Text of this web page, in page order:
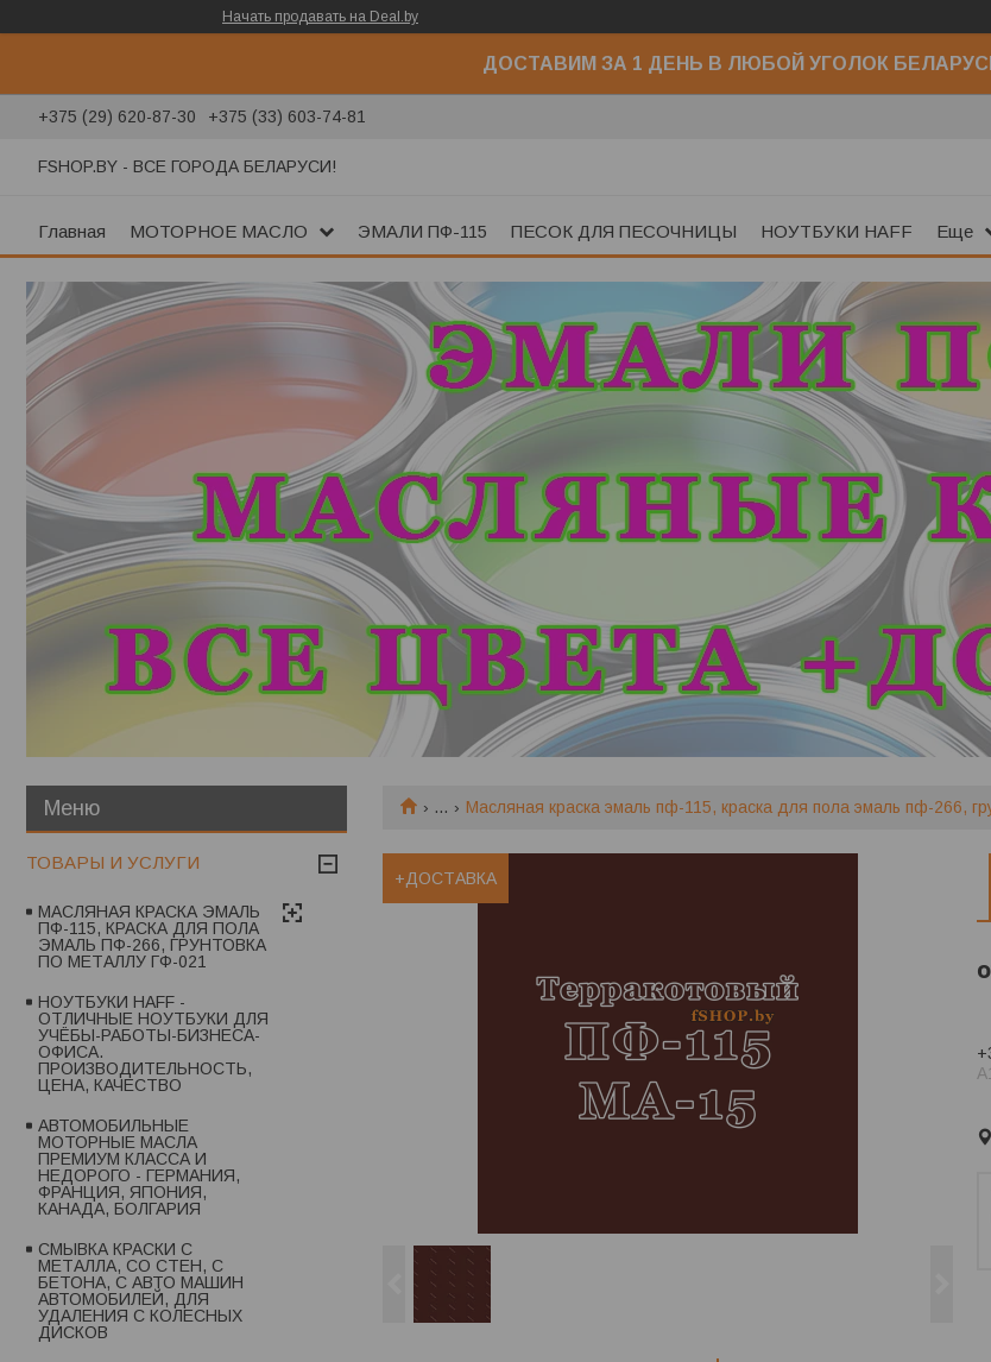
Начать продавать на Deal.by
ДОСТАВИМ ЗА 1 ДЕНЬ В ЛЮБОЙ УГОЛОК
+375 (29) 620-87-30 +375 (33) 603-74-81
FSHOP.BY - ВСЕ ГОРОДА БЕЛАРУСИ!
Главная МОТОРНОЕ МАСЛО ЭМАЛИ ПФ-115 ПЕСОК ДЛЯ ПЕСОЧНИЦЫ НОУТБУКИ HAFF Еще
... Масляная краска эмаль пф-115, краска для пола эмаль пф-266,
+ДОСТАВКА
ТОВАРЫ И УСЛУГИ
МАСЛЯНАЯ КРАСКА ЭМАЛЬ
ПФ-115, КРАСКА ДЛЯ ПОЛА
ЭМАЛЬ ПФ-266, ГРУНТОВКА
ПО МЕТАЛЛУ ГФ-021
НОУТБУКИ HAFF -
ОТЛИЧНЫЕ НОУТБУКИ ДЛЯ
УЧЁБЫ-РАБОТЫ-БИЗНЕСА-
ОФИСА.
ПРОИЗВОДИТЕЛЬНОСТЬ,
ЦЕНА, КАЧЕСТВО
АВТОМОБИЛЬНЫЕ
МОТОРНЫЕ МАСЛА
ПРЕМИУМ КЛАССА И
НЕДОРОГО - ГЕРМАНИЯ,
ФРАНЦИЯ, ЯПОНИЯ,
КАНАДА, БОЛГАРИЯ
СМЫВКА КРАСКИ С
МЕТАЛЛА, СО СТЕН, С
БЕТОНА, С АВТО МАШИН
АВТОМОБИЛЕЙ, ДЛЯ
УДАЛЕНИЯ С КОЛЕСНЫХ
ДИСКОВ